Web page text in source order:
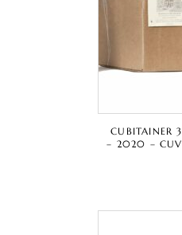
CUBITAINER
– 2020 –